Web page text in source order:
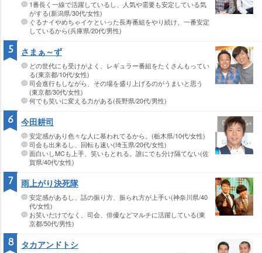
1番長く一線で活躍しているし、人気や需要も安定している気
がする(新潟県/30代/女性)
ぐるナイやめちゃイケといった長寿番組をやり続け、一番安定
しているから(兵庫県/20代/男性)
さまぁ～ず
どの世代にも受けがよく、レギュラー番組をたくさんもってい
る(東京都/10代/女性)
司会進行もしながら、その場を盛り上げるのがうまいと思う
(東京都/30代/女性)
何でも笑いに変える力がある(長野県/20代/男性)
5
今田耕司
安定感があり色々な人に慕われてるから。(栃木県/10代/女性)
司会も出来るし、回転も速い(埼玉県/20代/女性)
面白いしMCも上手、笑いもとれる。誰にでも分け隔てない(佐
賀県/40代/女性)
6
雨上がり決死隊
安定感があるし、話の振り方、振られ方が上手い(神奈川県/40
代/女性)
お笑いだけでなく、司会、俳優などマルチに活躍している(東
京都/50代/男性)
7
タカアンドトシ
8